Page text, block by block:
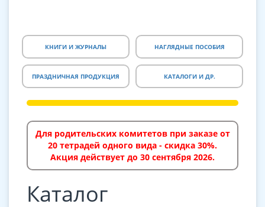
КНИГИ И ЖУРНАЛЫ НАГЛЯДНЫЕ ПОСОБИЯ
ПРАЗДНИЧНАЯ ПРОДУКЦИЯ КАТАЛОГИ И ДР.
Для родительских комитетов при заказе от
20 тетрадей одного вида - скидка 30%.
Акция действует до 30 сентября 2026.
Каталог